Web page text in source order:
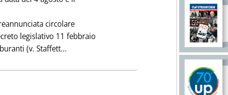
circolare
legislativo 11 febbraio
(v. Staffett... Leggi tutta la notizia: 'RETE: E' USCITA LA